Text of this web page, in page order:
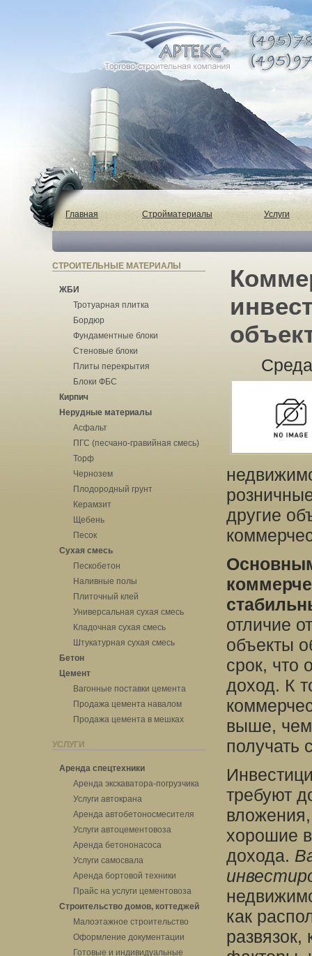
Главная Стройматериалы Услуги
СТРОИТЕЛЬНЫЕ МАТЕРИАЛЫ
ЖБИ
Тротуарная плитка
Бордюр
Фундаментные блоки
Стеновые блоки
Плиты перекрытия
Блоки ФБС
Кирпич
Нерудные материалы
Асфальт
ПГС (песчано-гравийная смесь)
Торф
Чернозем
Плодородный грунт
Керамзит
Щебень
Песок
Сухая смесь
Пескобетон
Наливные полы
Плиточный клей
Универсальная сухая смесь
Кладочная сухая смесь
Штукатурная сухая смесь
Бетон
Цемент
Вагонные поставки цемента
Продажа цемента навалом
Продажа цемента в мешках
УСЛУГИ
Аренда спецтехники
Аренда экскаватора-погрузчика
Услуги автокрана
Аренда автобетоносмесителя
Услуги автоцементовоза
Аренда бетононасоса
Услуги самосвала
Аренда бортовой техники
Прайс на услуги цементовоза
Строительство домов, коттеджей
Малоэтажное строительство
Оформление документации
Готовые и индивидуальные
другие
отличие
объекты
срок, что
доход. К
выше, чем
получать
требуют
вложения,
хорошие
дохода.
как
развязок,